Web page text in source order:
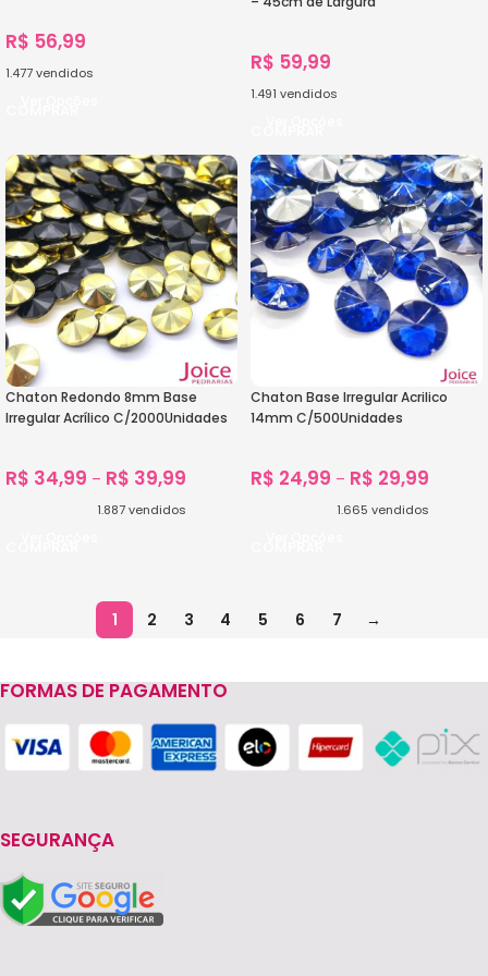
R$ 56,99
1.477vendidos R$ 59,99
1.491 vendidos
Chaton Redondo 8mm Base
Irregular Acrílico C/2000Unidades
R$ 34,99 – R$ 39,99
1.887vendidos
Chaton Base Irregular Acrilico
14mm C/500Unidades
R$ 24,99 – R$ 29,99
1.665 vendidos
1 2 3 4 5 6 7 →
FORMAS DE PAGAMENTO
SEGURANÇA